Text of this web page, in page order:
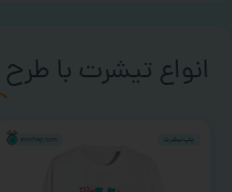
انواع تیشرت با طرح